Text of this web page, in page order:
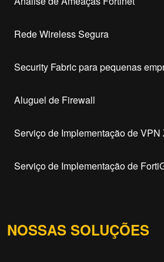
Rede Wireless Segura
Security Fabric para pequenas
Aluguel de Firewall
Serviço de Implementação de
Serviço de Implementação de
NOSSAS SOLUÇÕES